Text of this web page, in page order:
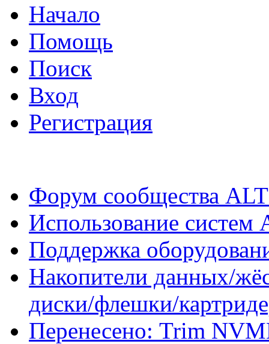
Начало
Помощь
Поиск
Вход
Регистрация
Форум сообщества
Использование систем
Поддержка
Накопители данных/
диски/флешки/
Перенесено: Trim